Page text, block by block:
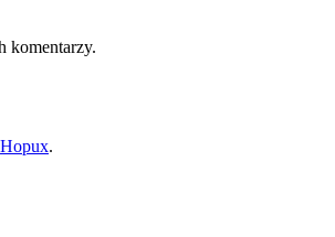
komentarzy.
Hopux.